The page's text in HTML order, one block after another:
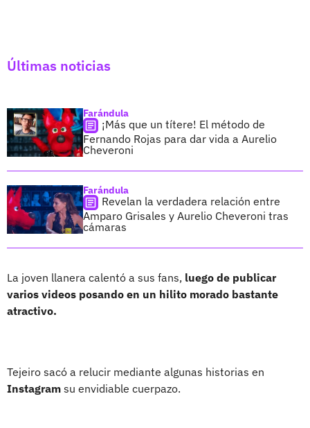
Últimas noticias
Farándula
¡Más que un títere! El método de
Fernando Rojas para dar vida a Aurelio
Cheveroni
Farándula
Revelan la verdadera relación entre
Amparo Grisales y Aurelio Cheveroni tras
cámaras
La joven llanera calentó a sus fans, luego de publicar
varios videos posando en un hilito morado bastante
atractivo.
Tejeiro sacó a relucir mediante algunas historias en
Instagram su envidiable cuerpazo.